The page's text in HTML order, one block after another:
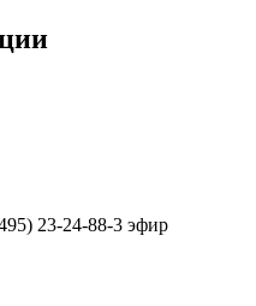
23-24-88-3 эфир